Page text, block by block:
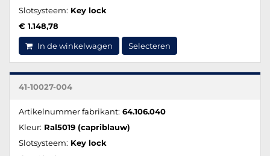
Slotsysteem: Key lock
€ 1.148,78
In de winkelwagen Selecteren
41-10027-004
Artikelnummer fabrikant: 64.106.040
Kleur: Ral5019 (capriblauw)
Slotsysteem: Key lock